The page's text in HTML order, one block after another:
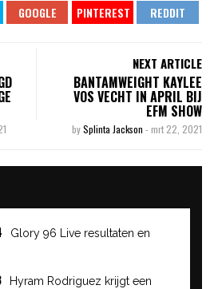
NEXT ARTICLE
BANTAMWEIGHT KAYLEE
VOS VECHT IN APRIL BIJ
EFM SHOW
bySplinta Jackson - mrt 22, 2021
Glory 96 Live resultaten en
Hyram Rodriguez krijgt een